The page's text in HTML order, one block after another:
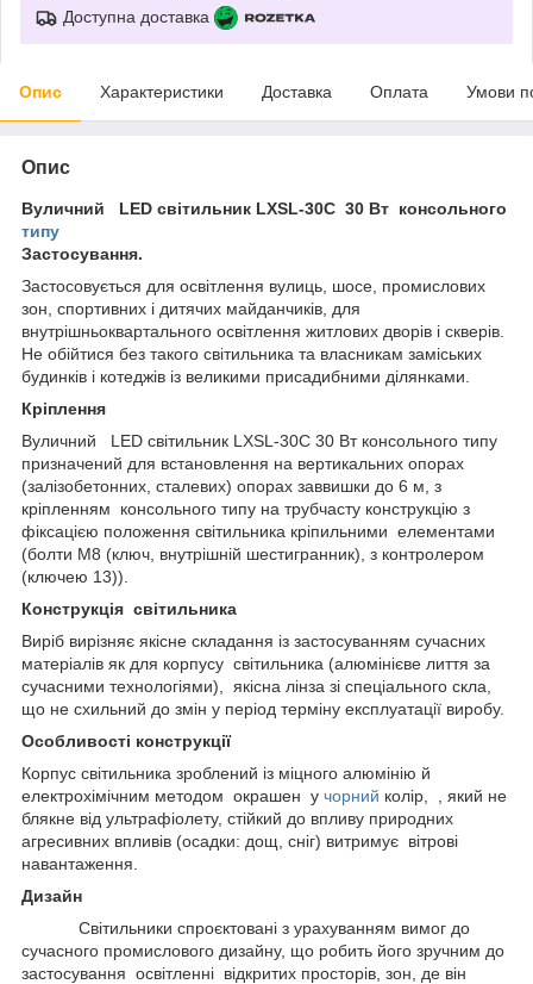
Доступна доставка
Опис Характеристики Доставка Оплата Умови
Опис
Вуличний LED світильник LXSL-30C 30 Вт консольного
типу
Застосування.
Застосовується для освітлення вулиць, шосе, промислових
зон, спортивних і дитячих майданчиків, для
внутрішньоквартального освітлення житлових дворів і скверів.
Не обійтися без такого світильника та власникам заміських
будинків і котеджів із великими присадибними ділянками.
Кріплення
Вуличний LED світильник LXSL-30C 30 Вт консольного типу
призначений для встановлення на вертикальних опорах
(залізобетонних, сталевих) опорах заввишки до 6 м, з
кріпленням консольного типу на трубчасту конструкцію з
фіксацією положення світильника кріпильними елементами
(болти М8 (ключ, внутрішній шестигранник), з контролером
(ключею 13)).
Конструкція світильника
Виріб вирізняє якісне складання із застосуванням сучасних
матеріалів як для корпусу світильника (алюмінієве лиття за
сучасними технологіями), якісна лінза зі спеціального скла,
що не схильний до змін у період терміну експлуатації виробу.
Особливості конструкції
Корпус світильника зроблений із міцного алюмінію й
електрохімічним методом окрашен у чорний колір, , який не
блякне від ультрафіолету, стійкий до впливу природних
агресивних впливів (осадки: дощ, сніг) витримує вітрові
навантаження.
Дизайн
Світильники спроєктовані з урахуванням вимог до
сучасного промислового дизайну, що робить його зручним до
застосування освітленні відкритих просторів, зон, де він